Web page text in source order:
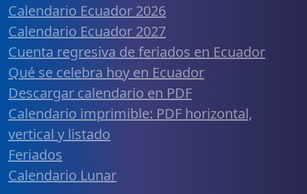
Calendario Ecuador 2026
Calendario Ecuador 2027
Cuenta regresiva de feriados en Ecuador
Qué se celebra hoy en Ecuador
Descargar calendario en PDF
Calendario imprimible: PDF horizontal,
vertical y listado
Feriados
Calendario Lunar